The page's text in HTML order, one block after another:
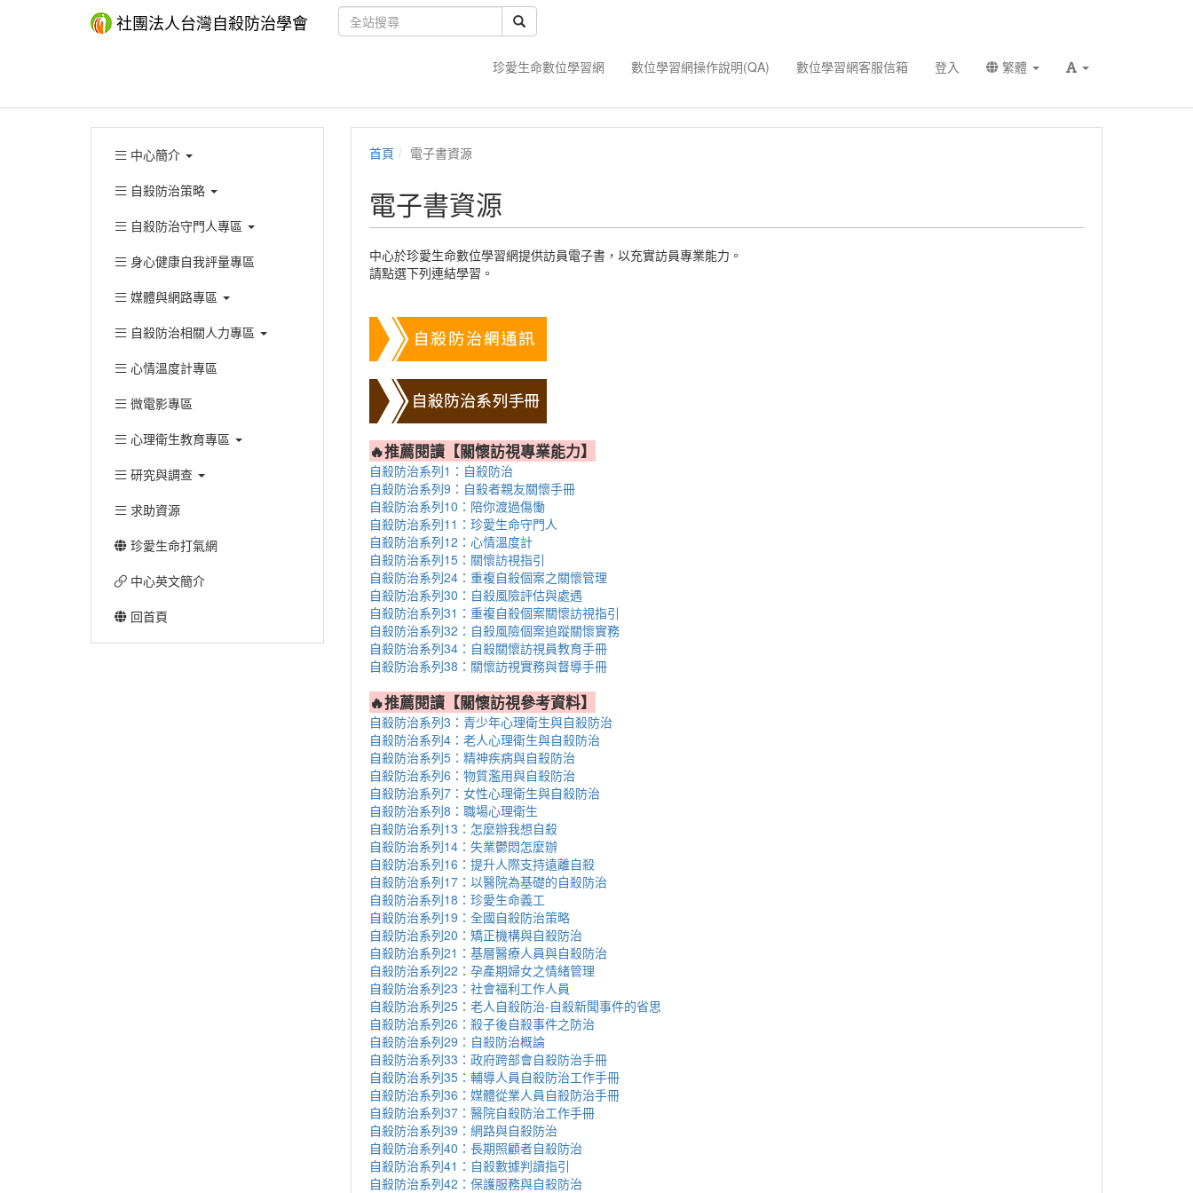
社團法人台灣自殺防治學會
珍愛生命數位學習網 數位學習網操作說明(QA) 數位學習網客服信箱 登入 繁體
中心簡介
自殺防治策略
自殺防治守門人專區
身心健康自我評量專區
媒體與網路專區
自殺防治相關人力專區
心情溫度計專區
微電影專區
心理衛生教育專區
研究與調查
求助資源
珍愛生命打氣網
中心英文簡介
回首頁
首頁 電子書資源
電子書資源
中心於珍愛生命數位學習網提供訪員電子書，以充實訪員專業能力。
請點選下列連結學習。
🔥推薦閱讀【關懷訪視專業能力】
自殺防治系列1：自殺防治
自殺防治系列9：自殺者親友關懷手冊
自殺防治系列10：陪你渡過傷慟
自殺防治系列11：珍愛生命守門人
自殺防治系列12：心情溫度計
自殺防治系列15：關懷訪視指引
自殺防治系列24：重複自殺個案之關懷管理
自殺防治系列30：自殺風險評估與處遇
自殺防治系列31：重複自殺個案關懷訪視指引
自殺防治系列32：自殺風險個案追蹤關懷實務
自殺防治系列34：自殺關懷訪視員教育手冊
自殺防治系列38：關懷訪視實務與督導手冊
🔥推薦閱讀【關懷訪視參考資料】
自殺防治系列3：青少年心理衛生與自殺防治
自殺防治系列4：老人心理衛生與自殺防治
自殺防治系列5：精神疾病與自殺防治
自殺防治系列6：物質濫用與自殺防治
自殺防治系列7：女性心理衛生與自殺防治
自殺防治系列8：職場心理衛生
自殺防治系列13：怎麼辦我想自殺
自殺防治系列14：失業鬱悶怎麼辦
自殺防治系列16：提升人際支持遠離自殺
自殺防治系列17：以醫院為基礎的自殺防治
自殺防治系列18：珍愛生命義工
自殺防治系列19：全國自殺防治策略
自殺防治系列20：矯正機構與自殺防治
自殺防治系列21：基層醫療人員與自殺防治
自殺防治系列22：孕產期婦女之情緒管理
自殺防治系列23：社會福利工作人員
自殺防治系列25：老人自殺防治-自殺新聞事件的省思
自殺防治系列26：殺子後自殺事件之防治
自殺防治系列29：自殺防治概論
自殺防治系列33：政府跨部會自殺防治手冊
自殺防治系列35：輔導人員自殺防治工作手冊
自殺防治系列36：媒體從業人員自殺防治手冊
自殺防治系列37：醫院自殺防治工作手冊
自殺防治系列39：網路與自殺防治
自殺防治系列40：長期照顧者自殺防治
自殺防治系列41：自殺數據判讀指引
自殺防治系列42：保護服務與自殺防治